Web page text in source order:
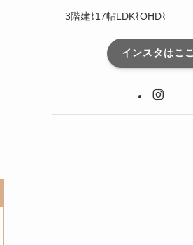
3階建⌇17帖LDK⌇OHD⌇
インスタはここ